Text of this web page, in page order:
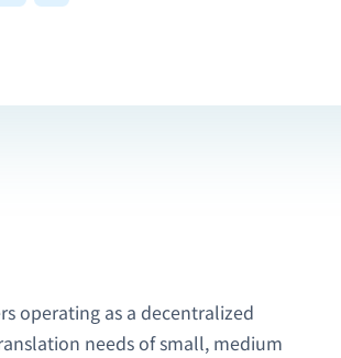
operating as a decentralized
needs of small, medium